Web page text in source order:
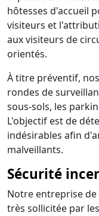
hôtesses d'accueil
visiteurs et
aux visiteurs de
orientés.
À titre préventif,
rondes de
sous-sols, les
L'objectif est de
indésirables afin
malveillants.
Sécurité
Notre entreprise
très sollicitée par